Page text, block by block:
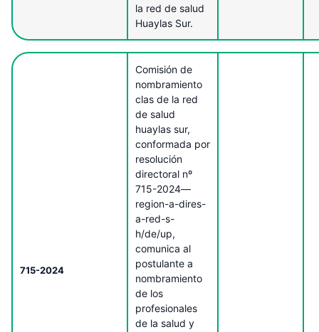
la red de salud
Huaylas Sur.
715-2024
Comisión de
nombramiento
clas de la red
de salud
huaylas sur,
conformada por
resolución
directoral nº
715-2024—
region-a-dires-
a-red-s-
h/de/up,
comunica al
postulante a
nombramiento
de los
profesionales
de la salud y